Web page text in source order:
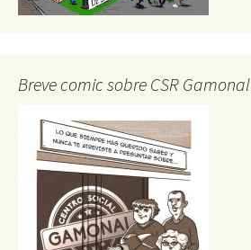
Breve comic sobre CSR Gamonal